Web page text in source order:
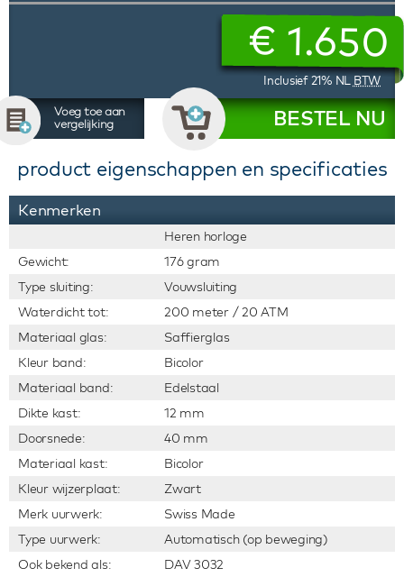
€ 1.650
Inclusief 21% NL BTW
Voeg toe aan
vergelijking
BESTEL NU
product eigenschappen en specificaties
Kenmerken
Heren horloge
Gewicht:
176 gram
Type sluiting:
Vouwsluiting
Waterdicht tot:
200 meter / 20 ATM
Materiaal glas:
Saffierglas
Kleur band:
Bicolor
Materiaal band:
Edelstaal
Dikte kast:
12 mm
Doorsnede:
40 mm
Materiaal kast:
Bicolor
Kleur wijzerplaat:
Zwart
Merk uurwerk:
Swiss Made
Type uurwerk:
Automatisch (op beweging)
Ook bekend als:
DAV 3032